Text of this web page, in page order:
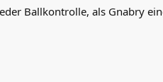
Ballkontrolle, als Gnabry